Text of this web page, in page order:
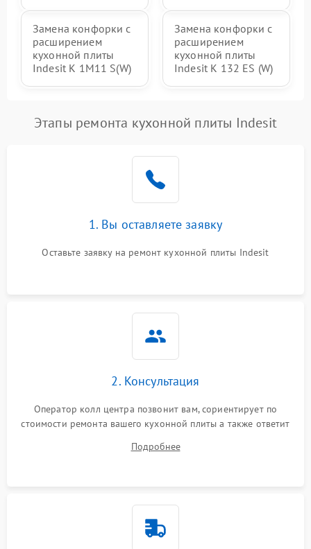
Замена конфорки с
расширением
кухонной плиты
Indesit K 1M11 S(W)
Замена конфорки с
расширением
кухонной плиты
Indesit K 132 ES (W)
Этапы ремонта кухонной плиты Indesit
1. Вы оставляете заявку
Оставьте заявку на ремонт кухонной плиты Indesit
2. Консультация
Оператор колл центра позвонит вам, сориентирует по
стоимости ремонта вашего кухонной плиты а также ответит
Подробнее